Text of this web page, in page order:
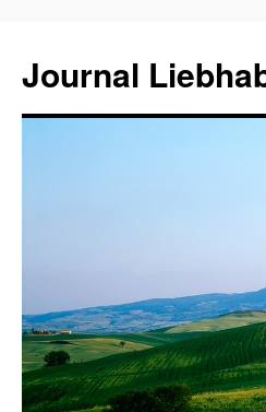
Journal